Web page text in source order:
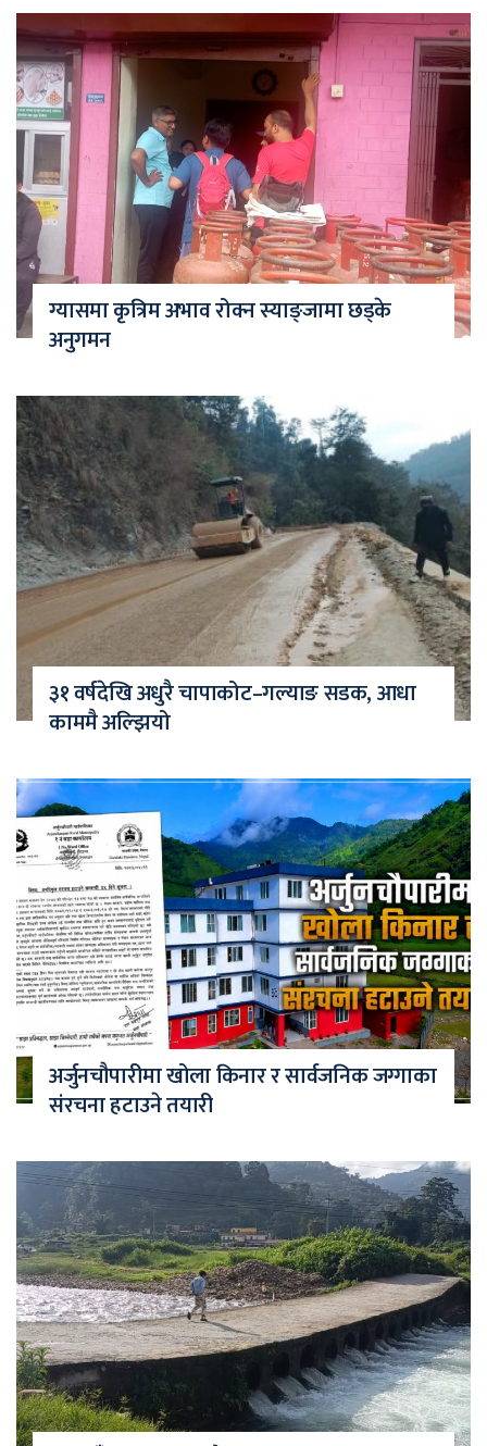
ग्यासमा कृत्रिम अभाव रोक्न स्याङ्जामा छड्के
अनुगमन
३१ वर्षदेखि अधुरै चापाकोट–गल्याङ सडक, आधा
काममै अल्झियो
अर्जुनचौपारीमा खोला किनार र सार्वजनिक जग्गाका
संरचना हटाउने तयारी